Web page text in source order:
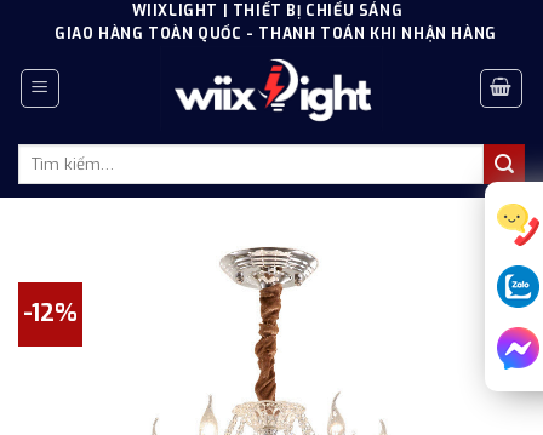
content
WIIXLIGHT | THIẾT BỊ CHIẾU SÁNG
GIAO HÀNG TOÀN QUỐC - THANH TOÁN KHI NHẬN HÀNG
Tìm
-12%